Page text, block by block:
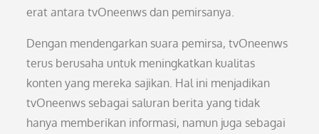
erat antara tvOneenws dan pemirsanya.
Dengan mendengarkan suara pemirsa, tvOneenws
terus berusaha untuk meningkatkan kualitas
konten yang mereka sajikan. Hal ini menjadikan
tvOneenws sebagai saluran berita yang tidak
hanya memberikan informasi, namun juga sebagai